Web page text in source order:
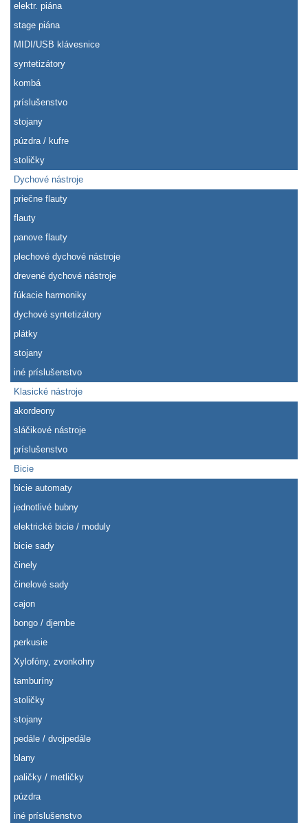
elektr. piána
stage piána
MIDI/USB klávesnice
syntetizátory
kombá
príslušenstvo
stojany
púzdra / kufre
stoličky
Dychové nástroje
priečne flauty
flauty
panove flauty
plechové dychové nástroje
drevené dychové nástroje
fúkacie harmoniky
dychové syntetizátory
plátky
stojany
iné príslušenstvo
Klasické nástroje
akordeony
sláčikové nástroje
príslušenstvo
Bicie
bicie automaty
jednotlivé bubny
elektrické bicie / moduly
bicie sady
činely
činelové sady
cajon
bongo / djembe
perkusie
Xylofóny, zvonkohry
tamburíny
stoličky
stojany
pedále / dvojpedále
blany
paličky / metličky
púzdra
iné príslušenstvo